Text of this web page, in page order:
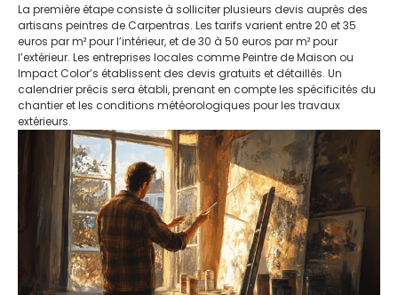
La première étape consiste à solliciter plusieurs devis auprès des
artisans peintres de Carpentras. Les tarifs varient entre 20 et 35
euros par m² pour l’intérieur, et de 30 à 50 euros par m² pour
l’extérieur. Les entreprises locales comme Peintre de Maison ou
Impact Color’s établissent des devis gratuits et détaillés. Un
calendrier précis sera établi, prenant en compte les spécificités du
chantier et les conditions météorologiques pour les travaux
extérieurs.